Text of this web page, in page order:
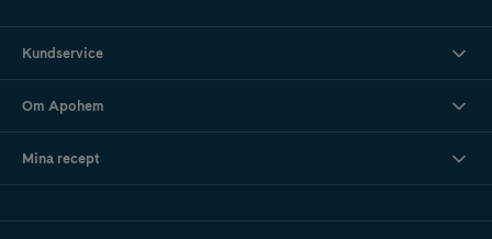
Kundservice
Om Apohem
Mina recept